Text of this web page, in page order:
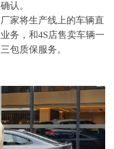
认。
家将生产线上的车辆直
务，和4S店售卖车辆一
包质保服务。